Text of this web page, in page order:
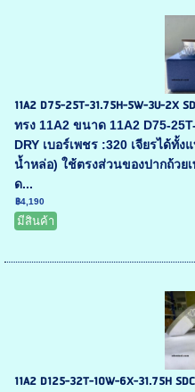
11A2 D75-25T-31.75H-5W-3U-2X
ทรง 11A2 ขนาด 11A2 D75-
DRY เบอร์เพชร :320 เจียรได้ทั้
น้ำหล่อ) ใช้ตรงส่วนของปากถ้วย
ด...
฿4,190
มีสินค้า
11A2 D125-32T-10W-6X-31.75H